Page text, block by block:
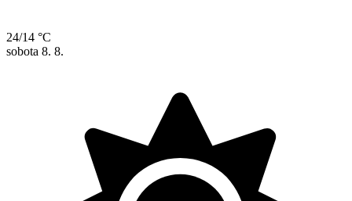
24/14 °C
sobota 8. 8.